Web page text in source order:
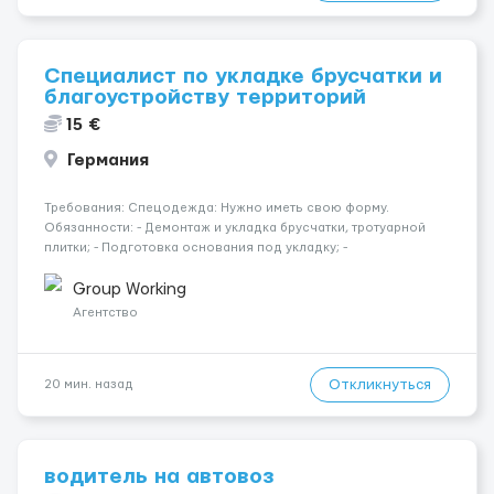
Специалист по укладке брусчатки и
благоустройству территорий
15 €
Германия
Требования: Спецодежда: Нужно иметь свою форму.
Обязанности: - Демонтаж и укладка брусчатки, тротуарной
плитки; - Подготовка основания под укладку; -
преимуществом: - Кладка кирпича и камня; - Опыт управления
мини-экскаватором /...
Group Working
Агентство
20 мин. назад Откликнуться
водитель на автовоз